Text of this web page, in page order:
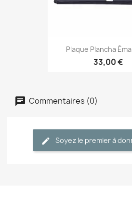
Plaque Plancha
33,00 €
Commentaires (0)
Soyez le premier à